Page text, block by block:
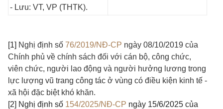
- Lưu: VT, VP (THTK).
[1] Nghị định số 76/2019/NĐ-CP ngày 08/10/2019 của
Chính phủ về chính sách đối với cán bộ, công chức,
viên chức, người lao động và người hưởng lương trong
lực lượng vũ trang công tác ở vùng có điều kiện kinh tế -
xã hội đặc biệt khó khăn.
[2] Nghị định số 154/2025/NĐ-CP ngày 15/6/2025 của